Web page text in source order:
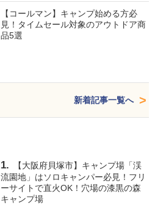
【コールマン】キャンプ始める方必
見！タイムセール対象のアウトドア商
品5選
新着記事一覧へ
【大阪府貝塚市】キャンプ場「渓
流園地」はソロキャンパー必見！フリ
ーサイトで直火OK！穴場の漆黒の森
キャンプ場